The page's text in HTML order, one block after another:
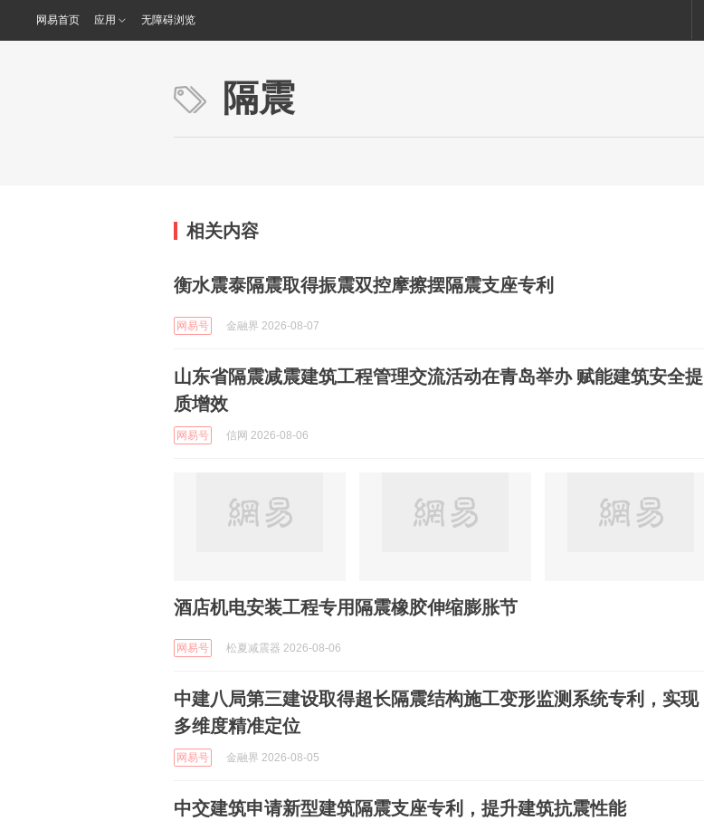
网易首页 应用 无障碍浏览
隔震
相关内容
衡水震泰隔震取得振震双控摩擦摆隔震支座专利
网易号 金融界 2026-08-07
山东省隔震减震建筑工程管理交流活动在青岛举办 赋能建筑安全提
质增效
网易号 信网 2026-08-06
酒店机电安装工程专用隔震橡胶伸缩膨胀节
网易号 松夏减震器 2026-08-06
中建八局第三建设取得超长隔震结构施工变形监测系统专利，实现
多维度精准定位
网易号 金融界 2026-08-05
中交建筑申请新型建筑隔震支座专利，提升建筑抗震性能